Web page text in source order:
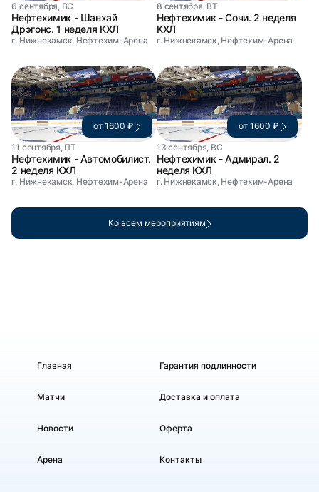
6 сентября, ВС
Нефтехимик - Шанхай
Дрэгонс. 1 неделя КХЛ
г. Нижнекамск, Нефтехим-Арена
8 сентября, ВТ
Нефтехимик - Сочи. 2 неделя
КХЛ
г. Нижнекамск, Нефтехим-Арена
от 1600 ₽
11 сентября, ПТ
Нефтехимик - Автомобилист.
2 неделя КХЛ
г. Нижнекамск, Нефтехим-Арена
от 1600 ₽
13 сентября, ВС
Нефтехимик - Адмирал. 2
неделя КХЛ
г. Нижнекамск, Нефтехим-Арена
Ко всем мероприятиям
Главная
Матчи
Новости
Арена
Гарантия подлинности
Доставка и оплата
Оферта
Контакты